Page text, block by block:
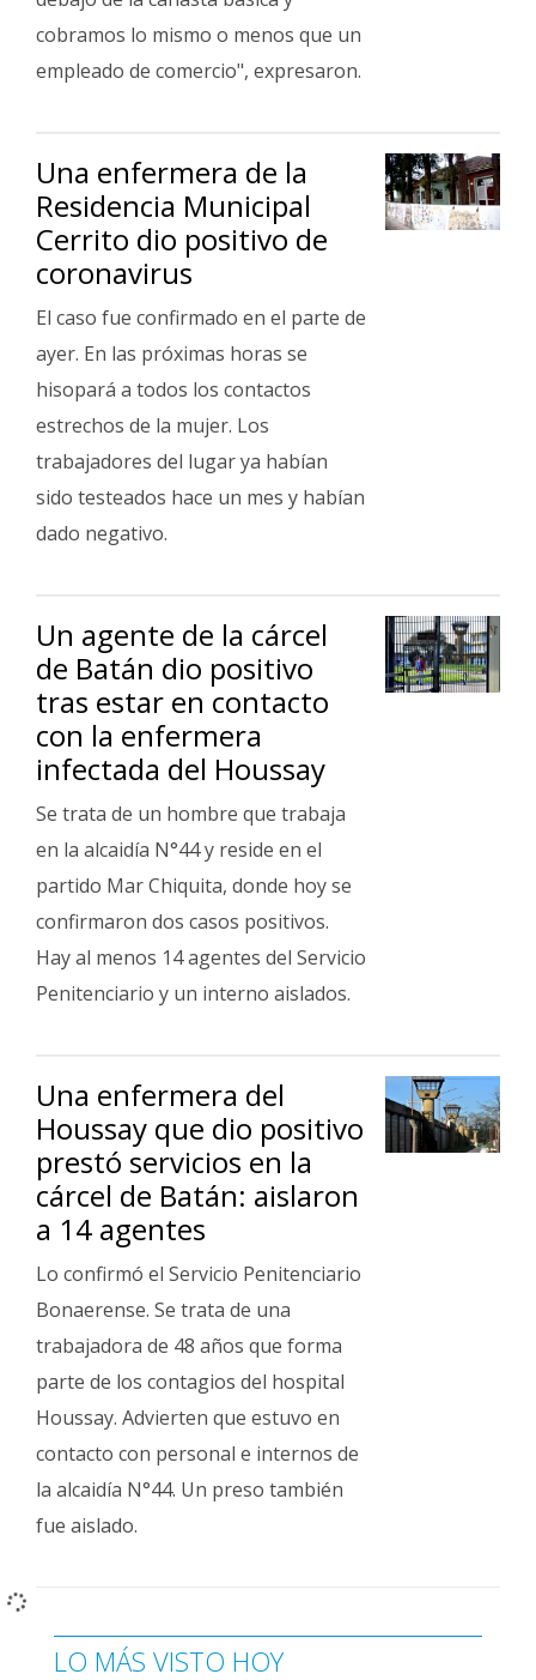
cobramos lo mismo o menos que un
empleado de comercio", expresaron.
Una enfermera de la
Residencia Municipal
Cerrito dio positivo de
coronavirus
El caso fue confirmado en el parte de
ayer. En las próximas horas se
hisopará a todos los contactos
estrechos de la mujer. Los
trabajadores del lugar ya habían
sido testeados hace un mes y habían
dado negativo.
Un agente de la cárcel
de Batán dio positivo
tras estar en contacto
con la enfermera
infectada del Houssay
Se trata de un hombre que trabaja
en la alcaidía N°44 y reside en el
partido Mar Chiquita, donde hoy se
confirmaron dos casos positivos.
Hay al menos 14 agentes del Servicio
Penitenciario y un interno aislados.
Una enfermera del
Houssay que dio positivo
prestó servicios en la
cárcel de Batán: aislaron
a 14 agentes
Lo confirmó el Servicio Penitenciario
Bonaerense. Se trata de una
trabajadora de 48 años que forma
parte de los contagios del hospital
Houssay. Advierten que estuvo en
contacto con personal e internos de
la alcaidía N°44. Un preso también
fue aislado.
LO MÁS VISTO HOY